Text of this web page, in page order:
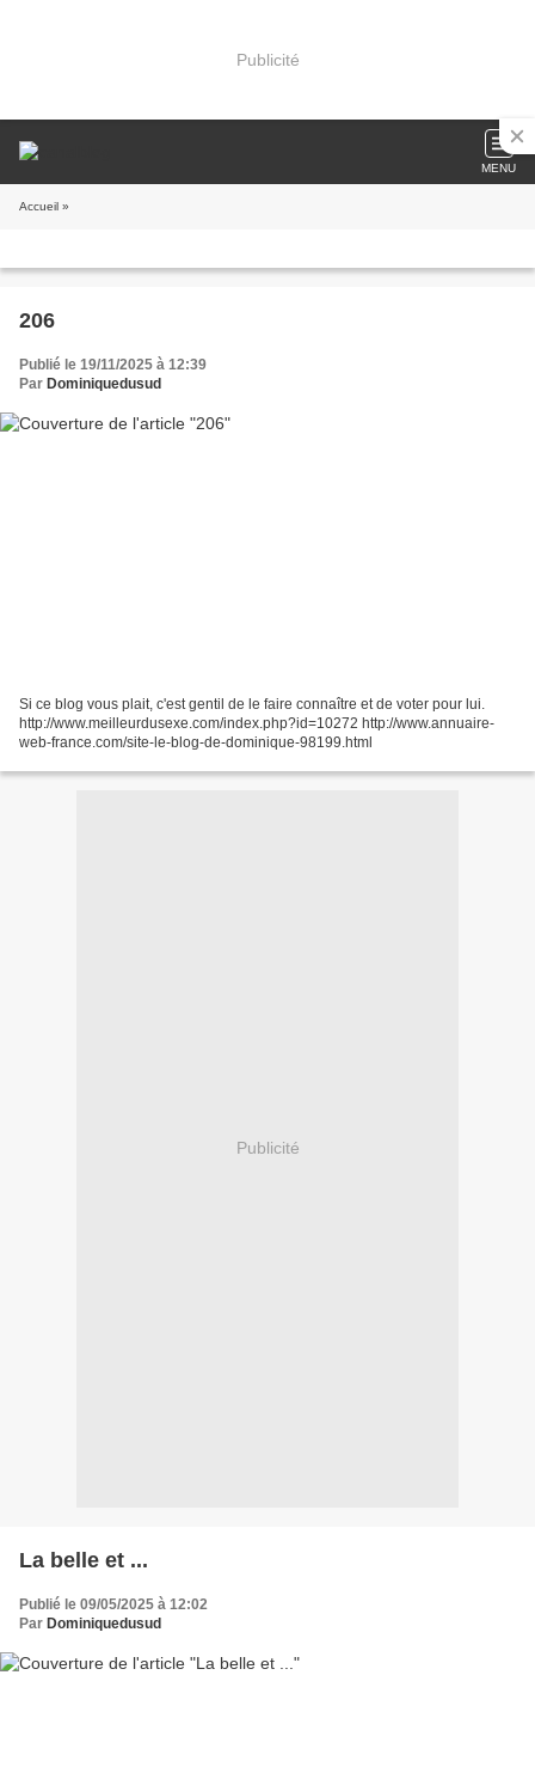
Publicité
MENU
Accueil »
206
Publié le 19/11/2025 à 12:39
Par Dominiquedusud
Si ce blog vous plait, c'est gentil de le faire connaître et de voter pour lui.
http://www.meilleurdusexe.com/index.php?id=10272 http://www.annuaire-
web-france.com/site-le-blog-de-dominique-98199.html
Publicité
La belle et ...
Publié le 09/05/2025 à 12:02
Par Dominiquedusud